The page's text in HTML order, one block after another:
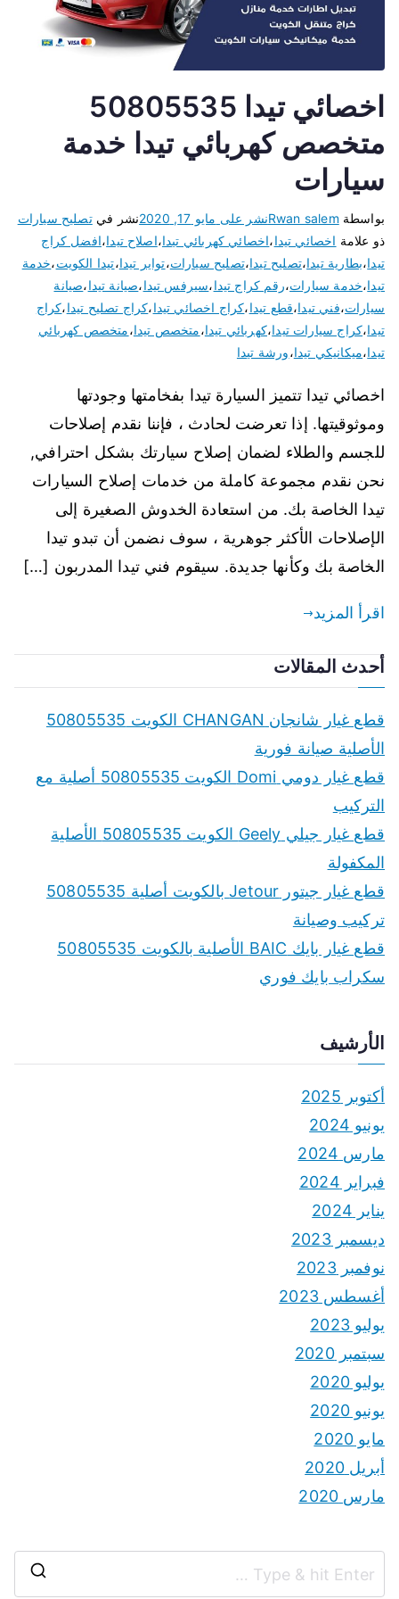
اخصائي تيدا 50805535
متخصص كهربائي تيدا خدمة
سيارات
بواسطة Rwan salemنشر على مايو 17, 2020 نشر فيتصليح سيارات
ذو علامة اخصائي تيدا،اخصائي كهربائي تيدا،اصلاح تيدا،افضل كراج
تيدا،بطارية تيدا،تصليح تيدا،تصليح سيارات،تواير تيدا،تيدا الكويت،خدمة
تيدا،خدمة سيارات،رقم كراج تيدا،سيرفس تيدا،صيانة تيدا،صيانة
سيارات،فني تيدا،قطع تيدا،كراج اخصائي تيدا،كراج تصليح تيدا،كراج
تيدا،كراج سيارات تيدا،كهربائي تيدا،متخصص تيدا،متخصص كهربائي
تيدا،ميكانيكي تيدا،ورشة تيدا
اخصائي تيدا تتميز السيارة تيدا بفخامتها وجودتها
وموثوقيتها. إذا تعرضت لحادث ، فإننا نقدم إصلاحات
للجسم والطلاء لضمان إصلاح سيارتك بشكل احترافي,
نحن نقدم مجموعة كاملة من خدمات إصلاح السيارات
تيدا الخاصة بك. من استعادة الخدوش الصغيرة إلى
الإصلاحات الأكثر جوهرية ، سوف نضمن أن تبدو تيدا
الخاصة بك وكأنها جديدة. سيقوم فني تيدا المدربون […]
اقرأ المزيد
أحدث المقالات
قطع غيار شانجان CHANGAN الكويت 50805535
الأصلية صيانة فورية
قطع غيار دومي Domi الكويت 50805535 أصلية مع
التركيب
قطع غيار جيلي Geely الكويت 50805535 الأصلية
المكفولة
قطع غيار جيتور Jetour بالكويت أصلية 50805535
تركيب وصيانة
قطع غيار بايك BAIC الأصلية بالكويت 50805535
سكراب بايك فوري
الأرشيف
أكتوبر 2025
يونيو 2024
مارس 2024
فبراير 2024
يناير 2024
ديسمبر 2023
نوفمبر 2023
أغسطس 2023
يوليو 2023
سبتمبر 2020
يوليو 2020
يونيو 2020
مايو 2020
أبريل 2020
مارس 2020